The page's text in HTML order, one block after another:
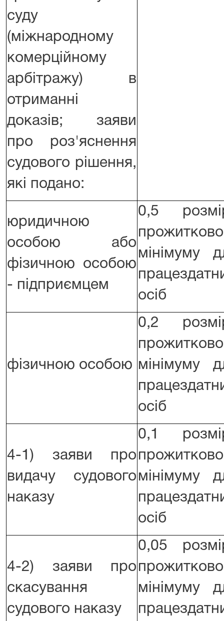
суду
(міжнародному
комерційному
арбітражу) в
отриманні
доказів; заяви
про роз'яснення
судового рішення,
які подано:
юридичною
особою або
фізичною особою
- підприємцем
0,5
мінімуму
осіб
фізичною особою
0,2
мінімуму
осіб
4-1) заяви про
видачу судового
наказу
0,1
мінімуму
осіб
4-2) заяви про
скасування
судового наказу
0,05
мінімуму